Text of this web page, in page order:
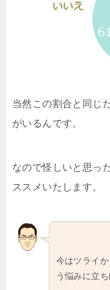
当然この割合と同じ
がいるんです。
なので怪しいと思っ
ススメいたします。
今はツライ
う悩みに立